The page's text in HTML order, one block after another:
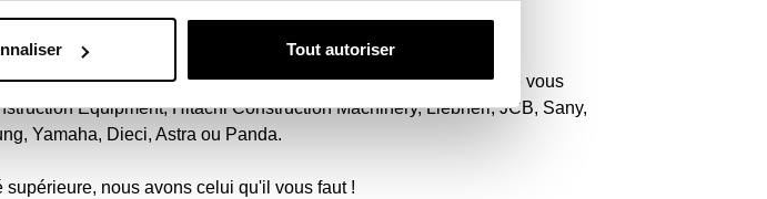
Tout autoriser
de haute qualité pour toutes les marques du marché.
machines de chantier. Recherchez votre machine sous laquelle vous
Equipment, Hitachi Construction Machinery, Liebherr, JCB, Sany,
Yamaha, Dieci, Astra ou Panda.
nous avons celui qu'il vous faut !